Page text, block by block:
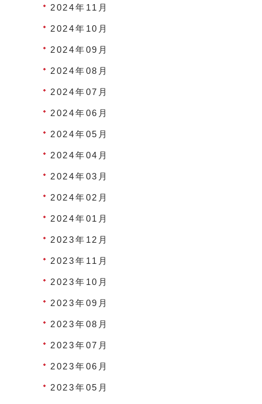
2024年11月
2024年10月
2024年09月
2024年08月
2024年07月
2024年06月
2024年05月
2024年04月
2024年03月
2024年02月
2024年01月
2023年12月
2023年11月
2023年10月
2023年09月
2023年08月
2023年07月
2023年06月
2023年05月